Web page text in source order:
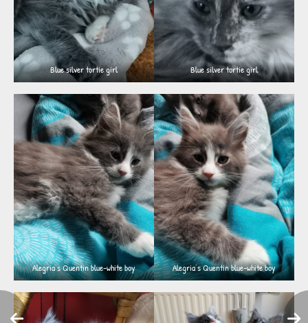
Blue silver tortie girl Blue silver tortie girl
Alegria’s Quentin blue-white boy Alegria’s Quentin blue-white boy